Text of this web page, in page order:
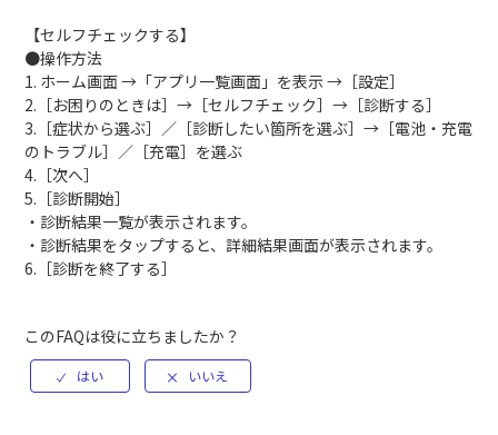
【セルフチェックする】
●操作方法
1. ホーム画面 →「アプリ一覧画面」を表示 →［設定］
2.［お困りのときは］→［セルフチェック］→［診断する］
3.［症状から選ぶ］／［診断したい箇所を選ぶ］→［電池・充電
のトラブル］／［充電］を選ぶ
4.［次へ］
5.［診断開始］
・診断結果一覧が表示されます。
・診断結果をタップすると、詳細結果画面が表示されます。
6.［診断を終了する］
このFAQは役に立ちましたか？